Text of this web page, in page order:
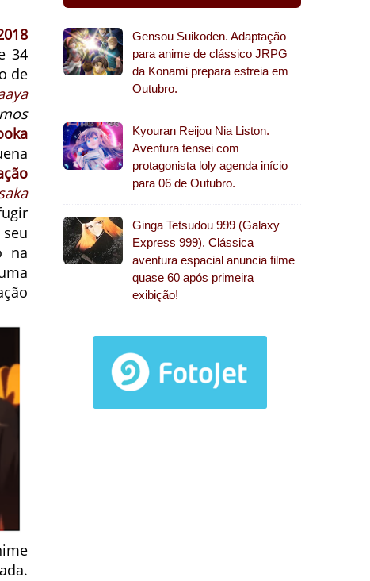
34
de
na
Gensou Suikoden. Adaptação
para anime de clássico JRPG
da Konami prepara estreia em
Outubro.
Kyouran Reijou Nia Liston.
Aventura tensei com
protagonista loly agenda início
para 06 de Outubro.
Ginga Tetsudou 999 (Galaxy
Express 999). Clássica
aventura espacial anuncia filme
quase 60 após primeira
exibição!